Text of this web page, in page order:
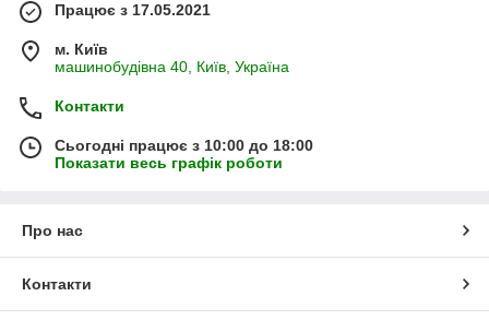
Працює з 17.05.2021
м. Київ
машинобудівна 40, Київ, Україна
Контакти
Сьогодні працює з 10:00 до 18:00
Показати весь графік роботи
Про нас
Контакти